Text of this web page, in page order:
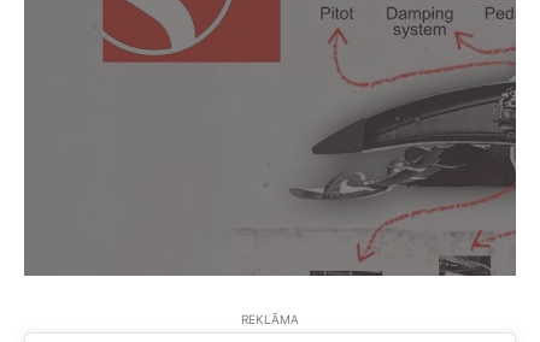
REKLĀMA